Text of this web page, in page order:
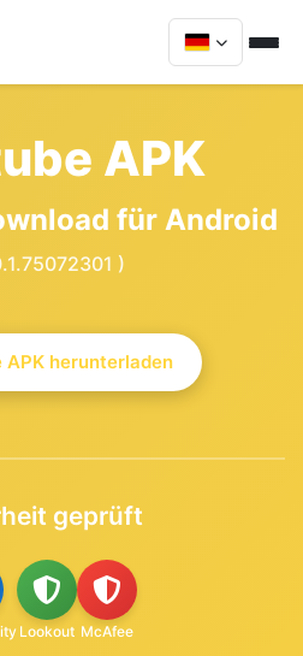
APK
für Android
)
APK herunterladen
geprüft
Lookout McAfee